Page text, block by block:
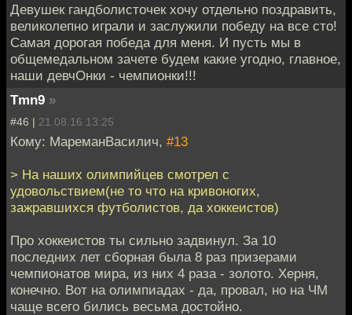
Девушек гандболисточек хочу отдельно поздравить,
великолепно играли и заслужили победу на все сто!
Самая дорогая победа для меня. И пусть мы в
общемедальном зачете будем какие угодно, главное,
наши девчОнки - чемпионки!!!
Tmn9 »
#46 | 21.08.16 13:25
Кому: МареманВасилич, #13
> На наших олимпийцев смотрел с
удовольствием(не то что на кривоногих,
зажравшихся футболистов, да хоккеистов)
Про хоккеистов ты сильно задвинул. За 10
последних лет сборная была 8 раз призерами
чемпионатов мира, из них 4 раза - золото. Херня,
конечно. Вот на олимпиадах - да, провал, но на ЧМ
чаще всего бились весьма достойно.